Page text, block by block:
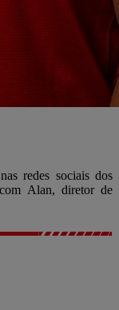
redes sociais dos
Alan, diretor de